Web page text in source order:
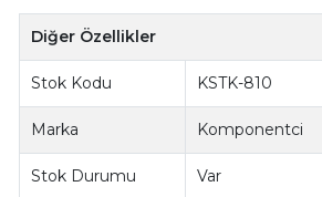
Diğer Özellikler
Stok Kodu KSTK-810
Marka Komponentci
Stok Durumu Var